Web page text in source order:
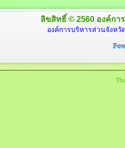
ลิขสิทธิ์ © 2560 องค์กา
องค์การบริหารส่วนจังหวั